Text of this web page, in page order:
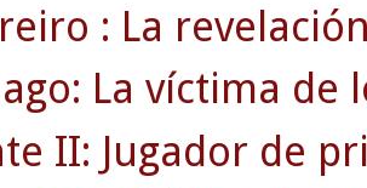
: La
La víctima de
II: Jugador de